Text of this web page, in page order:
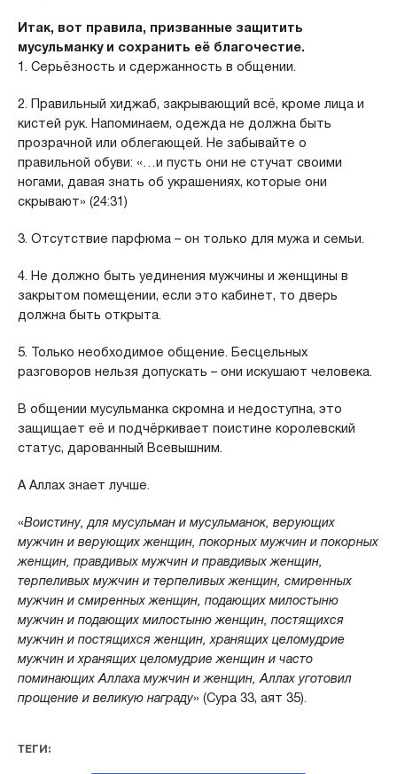
Итак, вот правила, призванные защитить
мусульманку и сохранить её благочестие.
1. Серьёзность и сдержанность в общении.
2. Правильный хиджаб, закрывающий всё, кроме лица и
кистей рук. Напоминаем, одежда не должна быть
прозрачной или облегающей. Не забывайте о
правильной обуви: «…и пусть они не стучат своими
ногами, давая знать об украшениях, которые они
скрывают» (24:31)
3. Отсутствие парфюма – он только для мужа и семьи.
4. Не должно быть уединения мужчины и женщины в
закрытом помещении, если это кабинет, то дверь
должна быть открыта.
5. Только необходимое общение. Бесцельных
разговоров нельзя допускать – они искушают человека.
В общении мусульманка скромна и недоступна, это
защищает её и подчёркивает поистине королевский
статус, дарованный Всевышним.
А Аллах знает лучше.
«Воистину, для мусульман и мусульманок, верующих
мужчин и верующих женщин, покорных мужчин и покорных
женщин, правдивых мужчин и правдивых женщин,
терпеливых мужчин и терпеливых женщин, смиренных
мужчин и смиренных женщин, подающих милостыню
мужчин и подающих милостыню женщин, постящихся
мужчин и постящихся женщин, хранящих целомудрие
мужчин и хранящих целомудрие женщин и часто
поминающих Аллаха мужчин и женщин, Аллах уготовил
прощение и великую награду» (Сура 33, аят 35).
ТЕГИ: